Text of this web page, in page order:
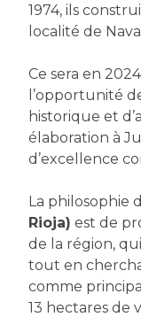
1974, ils
localité de
Ce sera en
l’opportunité
historique et
élaboration à
d’excellence
La philosophie
Rioja) est de
de la région,
tout en
comme
13 hectares de